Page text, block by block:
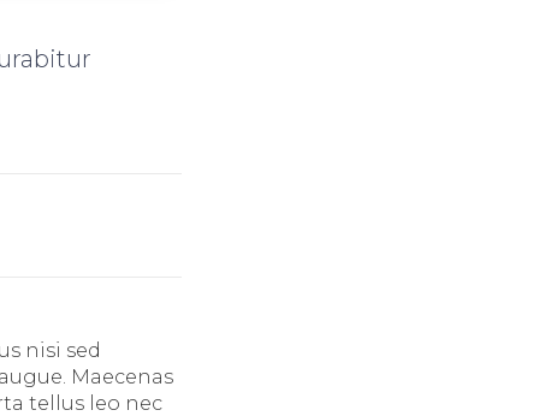
nisi sed
Maecenas
tellus leo nec